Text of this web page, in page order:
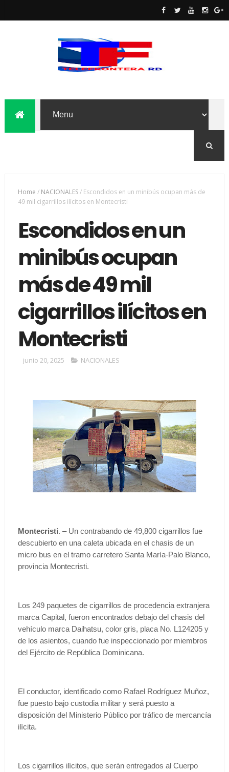
Home / NACIONALES/ Escondidos en un minibús ocupan más de
49 mil cigarrillos ilícitos en Montecristi
Escondidos en un
minibús ocupan
más de 49 mil
cigarrillos ilícitos en
Montecristi
junio 20, 2025 NACIONALES
Montecristi. – Un contrabando de 49,800 cigarrillos fue
descubierto en una caleta ubicada en el chasis de un
micro bus en el tramo carretero Santa María-Palo Blanco,
provincia Montecristi.
Los 249 paquetes de cigarrillos de procedencia extranjera
marca Capital, fueron encontrados debajo del chasis del
vehículo marca Daihatsu, color gris, placa No. L124205 y
de los asientos, cuando fue inspeccionado por miembros
del Ejército de República Dominicana.
El conductor, identificado como Rafael Rodríguez Muñoz,
fue puesto bajo custodia militar y será puesto a
disposición del Ministerio Público por tráfico de mercancía
ilícita.
Los cigarrillos ilícitos, que serán entregados al Cuerpo